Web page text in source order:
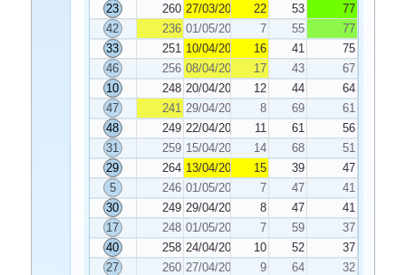
23
260 27/03/2024 22 53
77
42
236 01/05/2024 7 55
77
33
251 10/04/2024 16 41
75
46
256 08/04/2024 17 43
67
10
248 20/04/2024 12 44
64
47
241 29/04/2024 8 69
61
48
249 22/04/2024 11 61
56
31
259 15/04/2024 14 68
51
29
264 13/04/2024 15 39
47
5
246 01/05/2024 7 47
41
30
249 29/04/2024 8 47
41
17
248 01/05/2024 7 59
37
40
258 24/04/2024 10 52
37
27
260 27/04/2024 9 64
32